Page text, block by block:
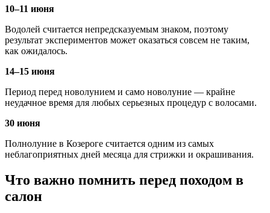
10–11 июня
Водолей считается непредсказуемым знаком, поэтому
результат экспериментов может оказаться совсем не таким,
как ожидалось.
14–15 июня
Период перед новолунием и само новолуние — крайне
неудачное время для любых серьезных процедур с волосами.
30 июня
Полнолуние в Козероге считается одним из самых
неблагоприятных дней месяца для стрижки и окрашивания.
Что важно помнить перед походом в
салон